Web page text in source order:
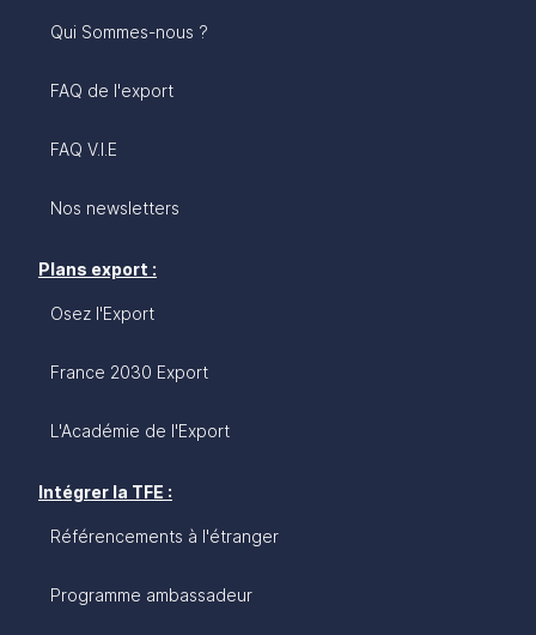
Qui Sommes-nous ?
FAQ de l'export
FAQ V.I.E
Nos newsletters
Plans export :
Osez l'Export
France 2030 Export
L'Académie de l'Export
Intégrer la TFE :
Référencements à l'étranger
Programme ambassadeur